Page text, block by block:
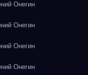
Онегин
Онегин
Онегин
Онегин